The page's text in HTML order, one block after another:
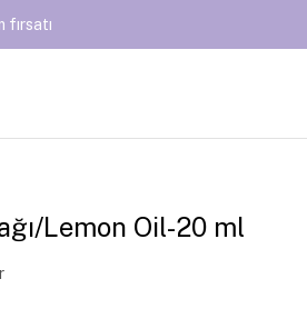
fırsatı
Lemon Oil-20 ml